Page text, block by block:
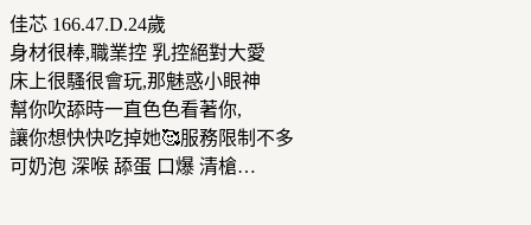
佳芯 166.47.D.24歲
身材很棒,職業控 乳控絕對大愛
床上很騷很會玩,那魅惑小眼神
幫你吹舔時一直色色看著你,
讓你想快快吃掉她🥰服務限制不多
可奶泡 深喉 舔蛋 口爆 清槍…